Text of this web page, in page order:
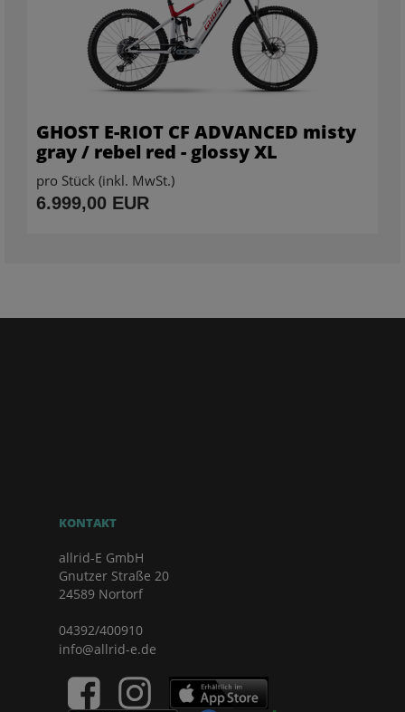
GHOST E-RIOT CF ADVANCED misty
gray / rebel red - glossy XL
pro Stück (inkl. MwSt.)
6.999,00 EUR
KONTAKT
allrid-E GmbH
Gnutzer Straße 20
24589 Nortorf
04392/400910
info@allrid-e.de